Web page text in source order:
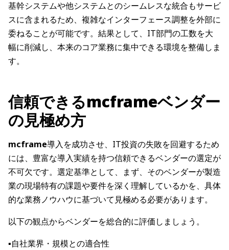
基幹システムや他システムとのシームレスな統合もサービ
スに含まれるため、複雑なインターフェース調整を外部に
委ねることが可能です。結果として、IT部門の工数を大
幅に削減し、本来のコア業務に集中できる環境を整備しま
す。
信頼できるmcframeベンダー
の見極め方
mcframe導入を成功させ、IT投資の失敗を回避するため
には、豊富な導入実績を持つ信頼できるベンダーの選定が
不可欠です。選定基準として、まず、そのベンダーが製造
業の現場特有の課題や要件を深く理解しているかを、具体
的な業務ノウハウに基づいて見極める必要があります。
以下の観点からベンダーを総合的に評価しましょう。
▪️自社業界・規模との適合性